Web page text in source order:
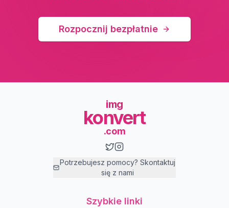
Rozpocznij bezpłatnie
img
konvert
.com
Potrzebujesz pomocy? Skontaktuj
się z nami
Szybkie linki